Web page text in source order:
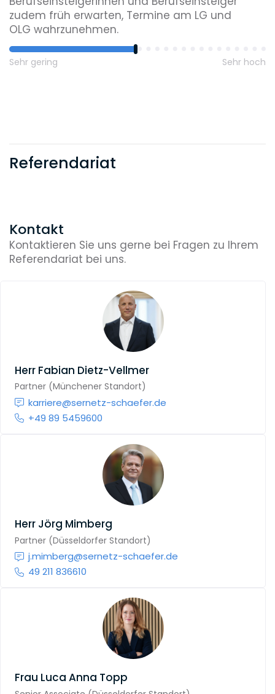
zudem früh erwarten, Termine am LG und
OLG wahrzunehmen.
Sehr gering Sehr hoch
Referendariat
Kontakt
Kontaktieren Sie uns gerne bei Fragen zu Ihrem
Referendariat bei uns.
Herr Fabian Dietz-Vellmer
Partner (Münchener Standort)
karriere@sernetz-schaefer.de
+49 89 5459600
Herr Jörg Mimberg
Partner (Düsseldorfer Standort)
j.mimberg@sernetz-schaefer.de
49 211 836610
Frau Luca Anna Topp